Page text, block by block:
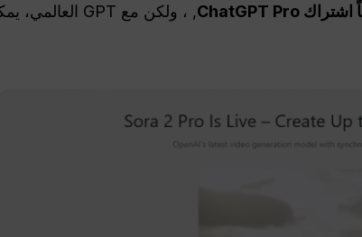
, ، ولكن مع GPT العالمي، يمكنك استخدامه